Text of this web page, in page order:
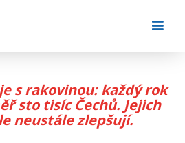
s rakovinou: každý rok
sto tisíc Čechů. Jejich
neustále zlepšují.